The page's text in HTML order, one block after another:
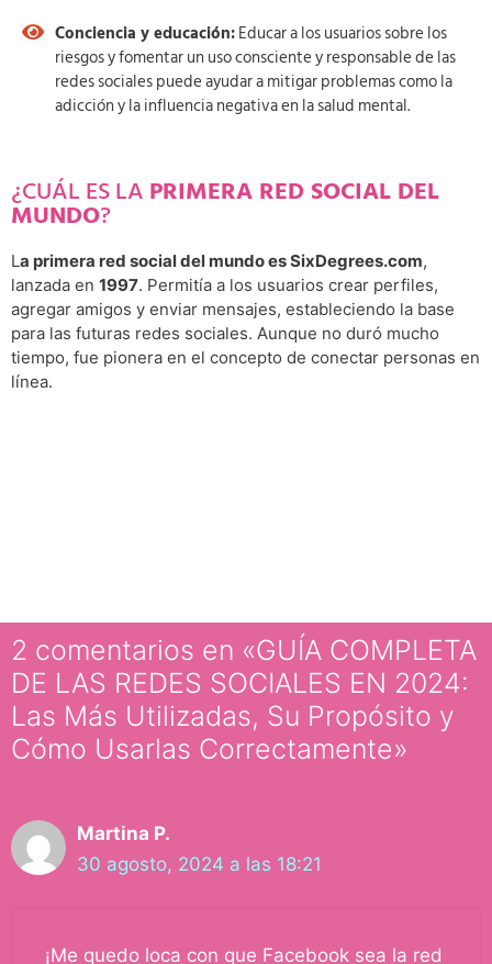
Conciencia y educación:Educar a los usuarios sobre los
riesgos y fomentar un uso consciente y responsable de las
redes sociales puede ayudar a mitigar problemas como la
adicción y la influencia negativa en la salud mental.
¿CUÁL ES LAPRIMERA RED SOCIAL DEL
MUNDO?
La primera red social del mundo es SixDegrees.com,
lanzada en 1997. Permitía a los usuarios crear perfiles,
agregar amigos y enviar mensajes, estableciendo la base
para las futuras redes sociales. Aunque no duró mucho
tiempo, fue pionera en el concepto de conectar personas en
línea.
2 comentarios en «GUÍA COMPLETA
DE LAS REDES SOCIALES EN 2024:
Las Más Utilizadas, Su Propósito y
Cómo Usarlas Correctamente»
Martina P.
30 agosto, 2024 a las 18:21
¡Me quedo loca con que Facebook sea la red